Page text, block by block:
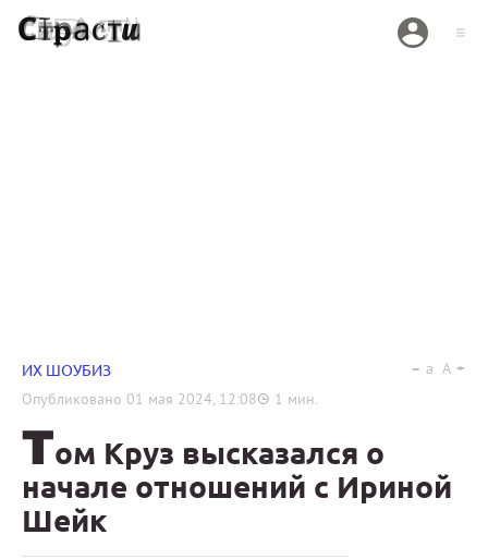
ИХ ШОУБИЗ
Опубликовано 01 мая 2024, 12:08 1 мин.
a A
Том Круз высказался о
начале отношений с Ириной
Шейк